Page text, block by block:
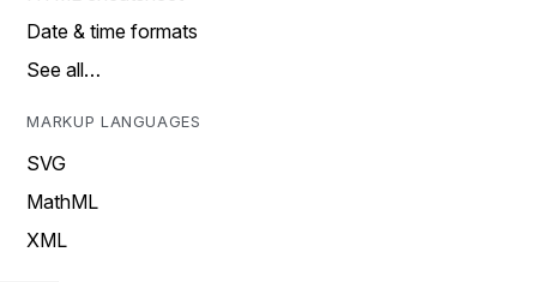
Date & time formats
See all…
MARKUP LANGUAGES
SVG
MathML
XML